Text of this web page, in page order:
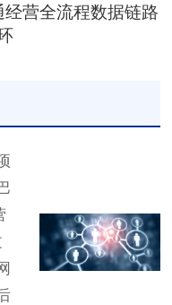
营全流程数据链路